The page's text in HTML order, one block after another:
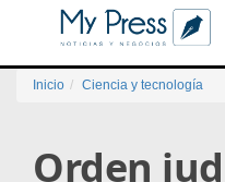
Inicio Ciencia y tecnología
Orden